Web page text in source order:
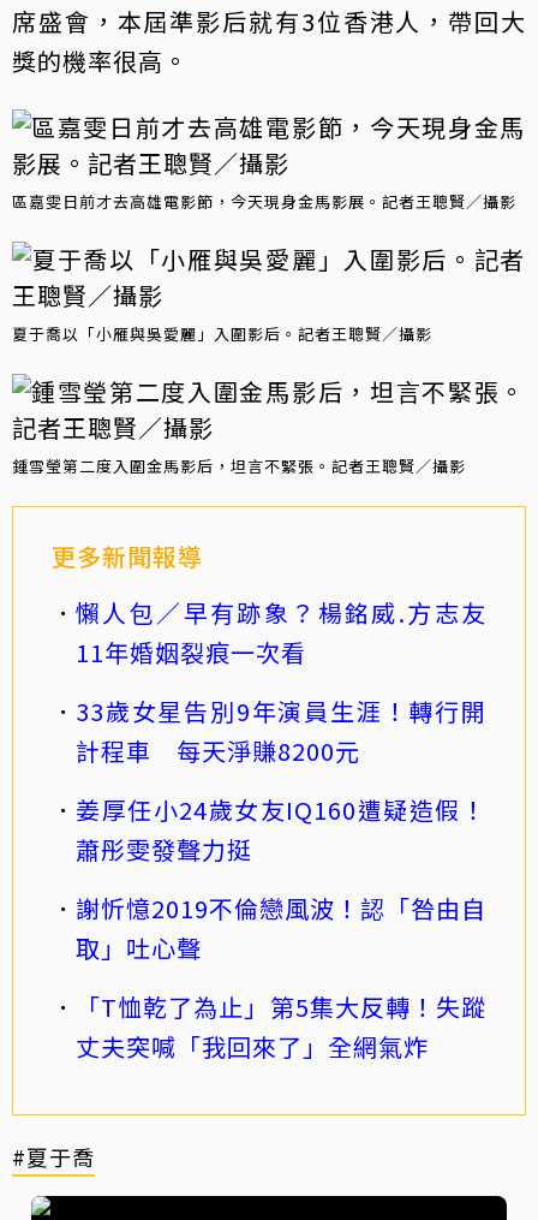
席盛會，本屆準影后就有3位香港人，帶回大
獎的機率很高。
區嘉雯日前才去高雄電影節，今天現身金馬影展。記者王聰賢／攝影
夏于喬以「小雁與吳愛麗」入圍影后。記者王聰賢／攝影
鍾雪瑩第二度入圍金馬影后，坦言不緊張。記者王聰賢／攝影
更多新聞報導
懶人包／早有跡象？楊銘威.方志友
11年婚姻裂痕一次看
33歲女星告別9年演員生涯！轉行開
計程車 每天淨賺8200元
姜厚任小24歲女友IQ160遭疑造假！
蕭彤雯發聲力挺
謝忻憶2019不倫戀風波！認「咎由自
取」吐心聲
「T恤乾了為止」第5集大反轉！失蹤
丈夫突喊「我回來了」全網氣炸
#夏于喬